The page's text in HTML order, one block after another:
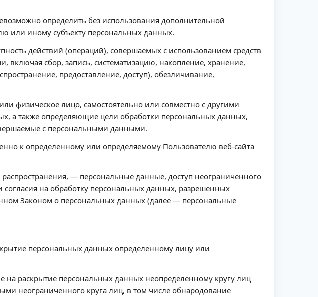
определить без использования дополнительной
или иному субъекту персональных данных.
действий (операций), совершаемых с использованием средств
включая сбор, запись, систематизацию, накопление, хранение,
предоставление, доступ), обезличивание,
физическое лицо, самостоятельно или совместно с другими
а также определяющие цели обработки персональных данных,
с персональными данными.
к определенному или определяемому Пользователю веб-сайта
— персональные данные, доступ неограниченного
на обработку персональных данных, разрешенных
Законом о персональных данных (далее — персональные
персональных данных определенному лицу или
раскрытие персональных данных неопределенному кругу лиц
неограниченного круга лиц, в том числе обнародование